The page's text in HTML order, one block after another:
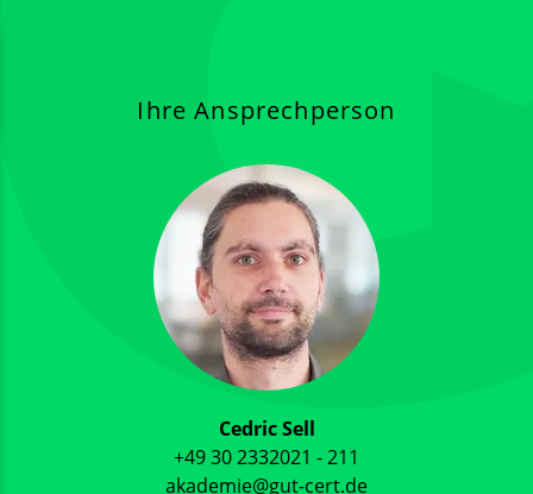
Ihre Ansprechperson
Cedric Sell
+49 30 2332021 - 211
akademie@gut-cert.de